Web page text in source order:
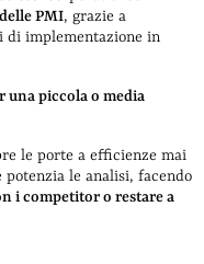
PMI, grazie a
di implementazione in
una piccola o media
le porte a efficienze mai
le analisi, facendo
i competitor o restare a